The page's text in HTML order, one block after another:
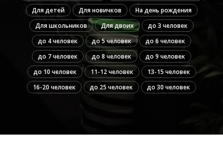
Для детей
Для новичков
На день рождения
Для школьников
Для двоих
до 3 человек
до 4 человек
до 5 человек
до 6 человек
до 7 человек
до 8 человек
до 9 человек
до 10 человек
11-12 человек
13-15 человек
16-20 человек
до 25 человек до 30 человек